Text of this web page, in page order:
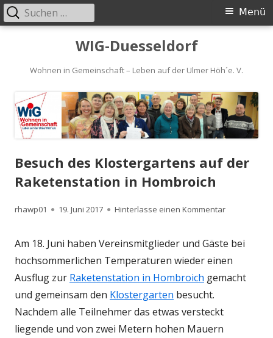
WIG-Duesseldorf
Wohnen in Gemeinschaft – Leben auf der Ulmer Höh´e. V.
Primäres
Menü
Suchen
nach:
Besuch des Klostergartens auf der
Raketenstation in Hombroich
Autor
rhawp01
Veröffentlicht
19. Juni 2017 Hinterlasse einen Kommentarzu Besuch
Am 18. Juni haben Vereinsmitglieder und Gäste bei
hochsommerlichen Temperaturen wieder einen
Ausflug zur Raketenstation in Hombroich gemacht
und gemeinsam den Klostergarten besucht.
Nachdem alle Teilnehmer das etwas versteckt
liegende und von zwei Metern hohen Mauern